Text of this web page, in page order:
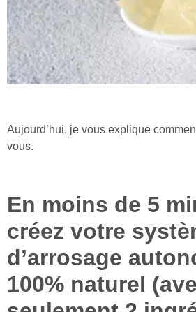
Aujourd’hui, je vous explique
vous.
En moins de 5
créez votre
d’arrosage
100% naturel